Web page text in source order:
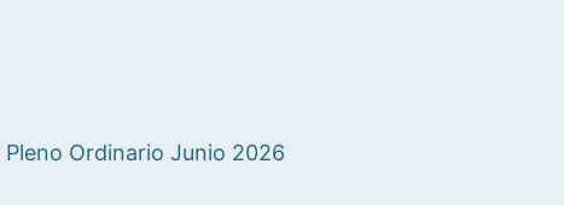
Pleno Ordinario Junio 2026